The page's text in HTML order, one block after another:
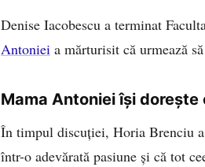
Denise Iacobescu a terminat
Antoniei a mărturisit că urmează
Mama Antoniei își dorește
În timpul discuției, Horia Brenciu
într-o adevărată pasiune și că tot